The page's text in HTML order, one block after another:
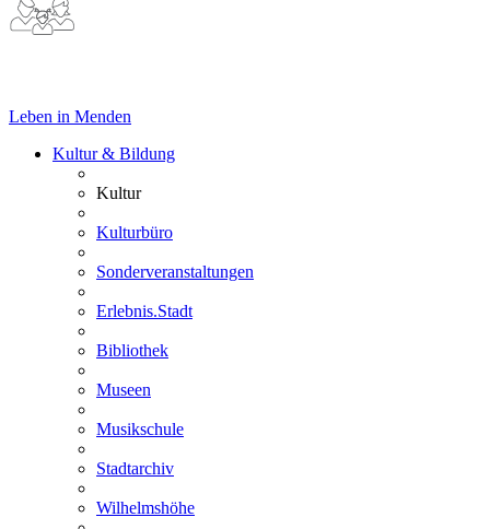
Leben in Menden
Kultur & Bildung
Kultur
Kulturbüro
Sonderveranstaltungen
Erlebnis.Stadt
Bibliothek
Museen
Musikschule
Stadtarchiv
Wilhelmshöhe